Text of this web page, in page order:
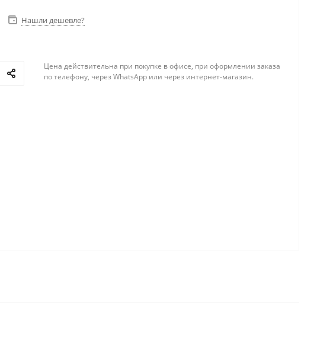
Нашли дешевле?
Цена действительна при покупке в офисе, при оформлении заказа
по телефону, через WhatsApp или через интернет-магазин.